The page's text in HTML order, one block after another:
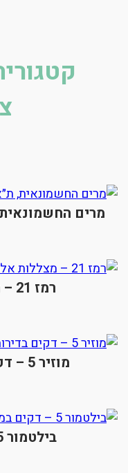
מרים
רמז 21 – מצללות אלומיניום
מוזיר 5 – דקים בדירות במרפסות
בילטמור 5 – דקים במרפסות